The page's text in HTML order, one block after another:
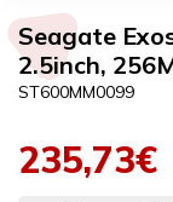
Seagate
2.5inch,
ST600MM0099
235,73€